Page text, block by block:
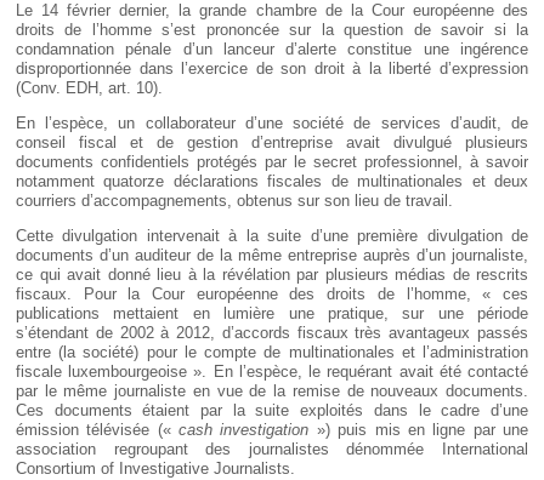
Le 14 février dernier, la grande chambre de la Cour européenne des
droits de l’homme s’est prononcée sur la question de savoir si la
condamnation pénale d’un lanceur d’alerte constitue une ingérence
disproportionnée dans l’exercice de son droit à la liberté d’expression
(Conv. EDH, art. 10).
En l’espèce, un collaborateur d’une société de services d’audit, de
conseil fiscal et de gestion d’entreprise avait divulgué plusieurs
documents confidentiels protégés par le secret professionnel, à savoir
notamment quatorze déclarations fiscales de multinationales et deux
courriers d’accompagnements, obtenus sur son lieu de travail.
Cette divulgation intervenait à la suite d’une première divulgation de
documents d’un auditeur de la même entreprise auprès d’un journaliste,
ce qui avait donné lieu à la révélation par plusieurs médias de rescrits
fiscaux. Pour la Cour européenne des droits de l’homme, « ces
publications mettaient en lumière une pratique, sur une période
s’étendant de 2002 à 2012, d’accords fiscaux très avantageux passés
entre (la société) pour le compte de multinationales et l’administration
fiscale luxembourgeoise ». En l’espèce, le requérant avait été contacté
par le même journaliste en vue de la remise de nouveaux documents.
Ces documents étaient par la suite exploités dans le cadre d’une
émission télévisée («cash investigation ») puis mis en ligne par une
association regroupant des journalistes dénommée International
Consortium of Investigative Journalists.